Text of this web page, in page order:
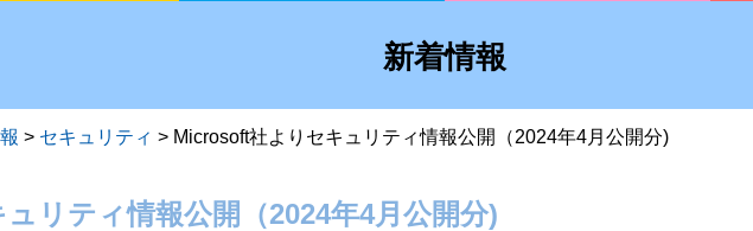
新着情報
> セキュリティ > Microsoft社よりセキュリティ情報公開（2024年4月公開分)
リティ情報公開（2024年4月公開分)